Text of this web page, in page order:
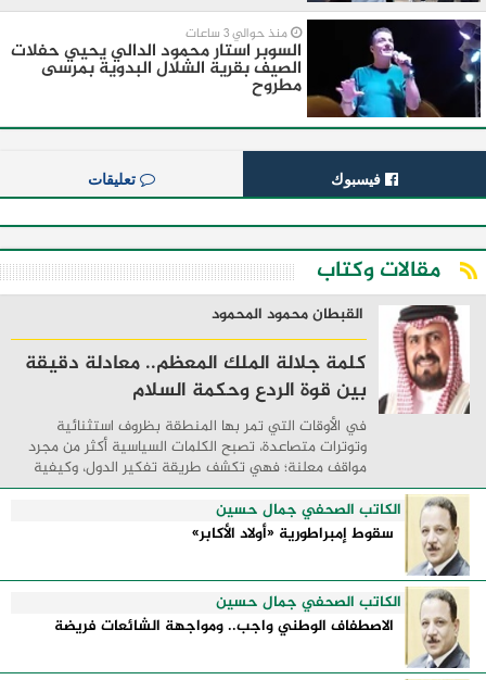
منذ حوالي 3 ساعات
السوبر استار محمود الدالي يحيي حفلات
الصيف بقرية الشلال البدوية بمرسى
مطروح
فيسبوك تعليقات
مقالات وكتاب
القبطان محمود المحمود
كلمة جلالة الملك المعظم.. معادلة دقيقة
بين قوة الردع وحكمة السلام
في الأوقات التي تمر بها المنطقة بظروف استثنائية
وتوترات متصاعدة، تصبح الكلمات السياسية أكثر من مجرد
مواقف معلنة؛ فهي تكشف طريقة تفكير الدول، وكيفية
إدارتها للأزمات، والحدود التي تفصل بين القوة ...
الكاتب الصحفي جمال حسين
سقوط إمبراطورية «أولاد الأكابر»
الكاتب الصحفي جمال حسين
الاصطفاف الوطني واجب.. ومواجهة الشائعات فريضة